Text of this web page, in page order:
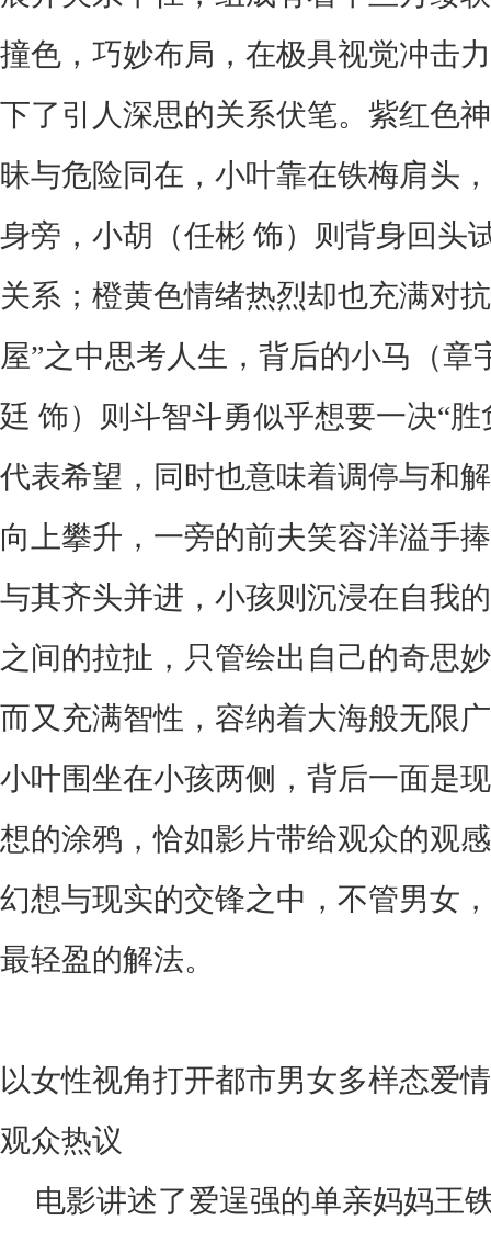
撞色，巧妙布局，在极具视觉冲击
下了引人深思的关系伏笔。紫红色
昧与危险同在，小叶靠在铁梅肩头
身旁，小胡（任彬 饰）则背身回头
关系；橙黄色情绪热烈却也充满对
屋”之中思考人生，背后的小马（章
廷 饰）则斗智斗勇似乎想要一决“
代表希望，同时也意味着调停与和
向上攀升，一旁的前夫笑容洋溢手
与其齐头并进，小孩则沉浸在自我
之间的拉扯，只管绘出自己的奇思
而又充满智性，容纳着大海般无限
小叶围坐在小孩两侧，背后一面是
想的涂鸦，恰如影片带给观众的观
幻想与现实的交锋之中，不管男女
最轻盈的解法。
以女性视角打开都市男女多样态爱
观众热议
电影讲述了爱逞强的单亲妈妈王